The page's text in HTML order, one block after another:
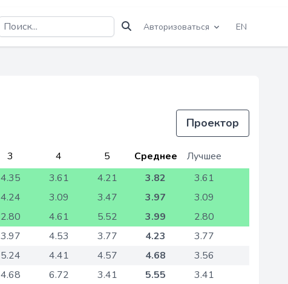
Авторизоваться EN
Проектор
3 4 5 Среднее
Лучшее
4.35 3.61 4.21 3.82
3.61
4.24 3.09 3.47 3.97
3.09
2.80 4.61 5.52 3.99
2.80
3.97 4.53 3.77 4.23
3.77
5.24 4.41 4.57 4.68
3.56
4.68 6.72 3.41 5.55 3.41